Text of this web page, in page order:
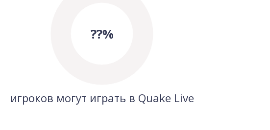
??%
игроков могут играть в Quake Live